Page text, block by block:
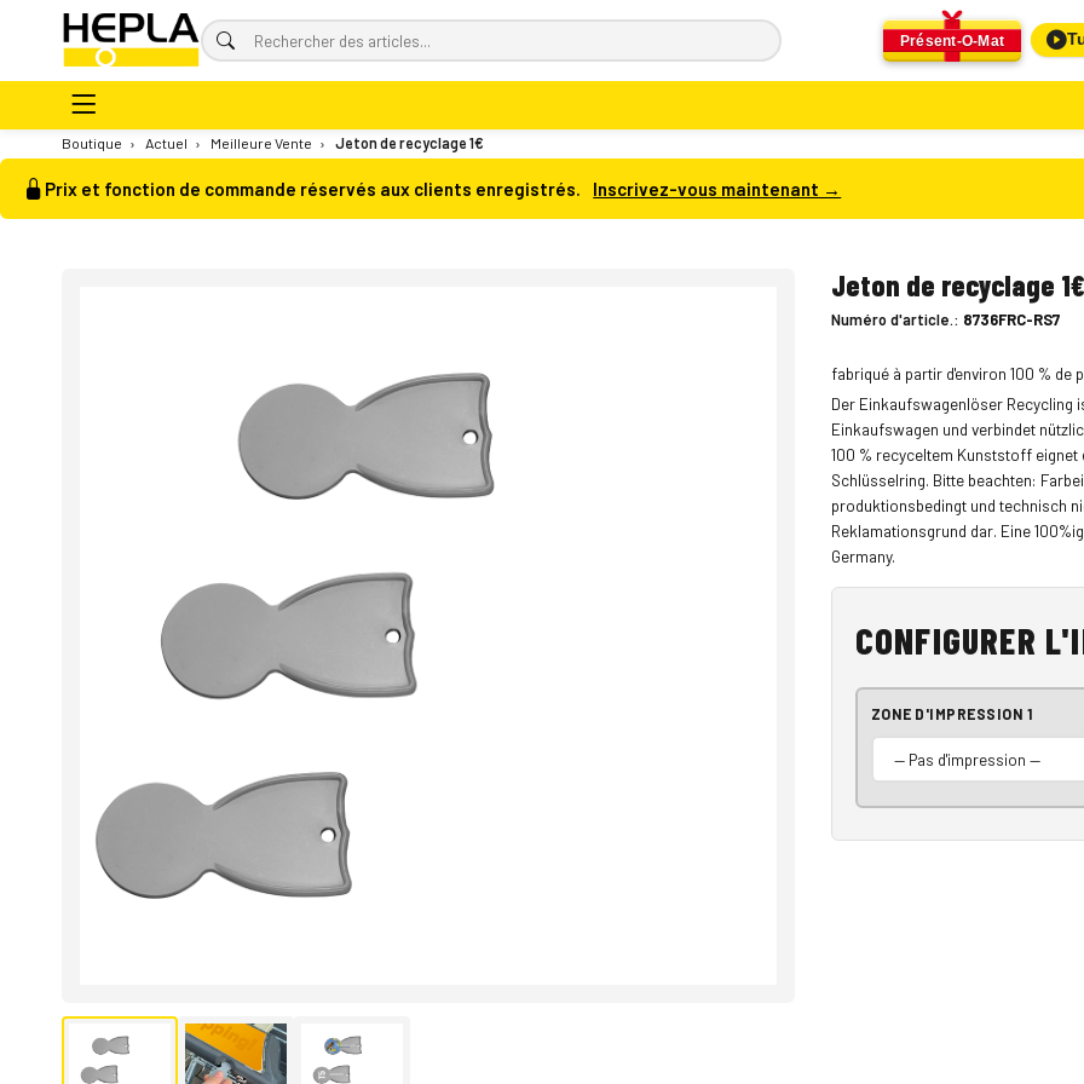
Présent-O-Mat
Boutique › Actuel › Meilleure Vente › Jeton de recyclage 1€
Prix et fonction de commande réservés aux clients enregistrés. Inscrivez-vous maintenant →
Jeton de recyclage 1€
Numéro d'article.: 8736FRC-RS7
fabriqué à partir d'environ 100 %
Der Einkaufswagenlöser Recycling
Einkaufswagen und verbindet
100 % recyceltem Kunststoff eignet
Schlüsselring. Bitte beachten:
produktionsbedingt und technisch
Reklamationsgrund dar. Eine
Germany.
CONFIGURER
ZONE D'IMPRESSION 1